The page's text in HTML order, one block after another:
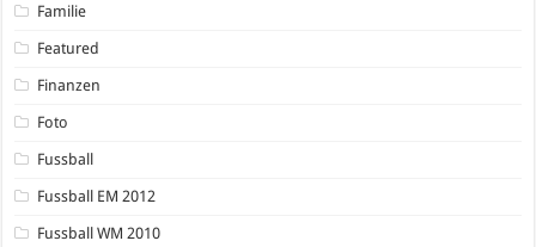
Familie
Featured
Finanzen
Foto
Fussball
Fussball EM 2012
Fussball WM 2010